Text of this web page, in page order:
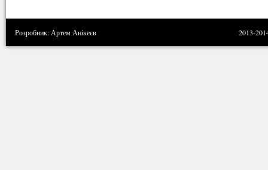
Розробник: Артем Анікеєв 2013-